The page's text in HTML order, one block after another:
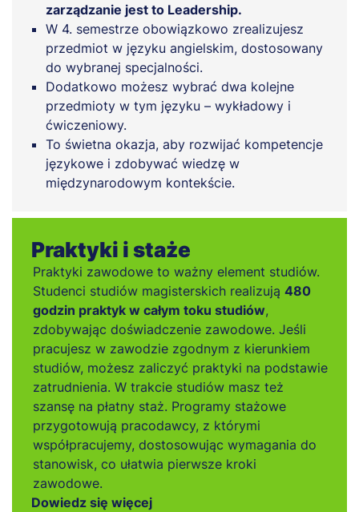
zarządzanie jest to Leadership.
W 4. semestrze obowiązkowo zrealizujesz
przedmiot w języku angielskim, dostosowany
do wybranej specjalności.
Dodatkowo możesz wybrać dwa kolejne
przedmioty w tym języku – wykładowy i
ćwiczeniowy.
To świetna okazja, aby rozwijać kompetencje
językowe i zdobywać wiedzę w
międzynarodowym kontekście.
Praktyki i staże
Praktyki zawodowe to ważny element studiów.
Studenci studiów magisterskich realizują 480
godzin praktyk w całym toku studiów,
zdobywając doświadczenie zawodowe. Jeśli
pracujesz w zawodzie zgodnym z kierunkiem
studiów, możesz zaliczyć praktyki na podstawie
zatrudnienia. W trakcie studiów masz też
szansę na płatny staż. Programy stażowe
przygotowują pracodawcy, z którymi
współpracujemy, dostosowując wymagania do
stanowisk, co ułatwia pierwsze kroki
zawodowe.
Dowiedz się więcej